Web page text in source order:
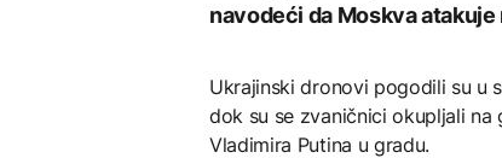
KULTURA
septembra: Stiže
evropski pozorišni
spektakl “Brechtovi
duhovi”
navodeći da Moskva
Ukrajinski dronovi pogodili su u
dok su se zvaničnici okupljali
Vladimira Putina u gradu.